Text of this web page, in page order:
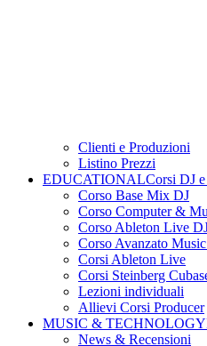
Clienti e Produzioni
Listino Prezzi
EDUCATIONALCorsi DJ
Corso Base Mix DJ
Corso Computer &
Corso Ableton Live
Corso Avanzato
Corsi Ableton Live
Corsi Steinberg
Lezioni individuali
Allievi Corsi Producer
MUSIC & TECHNOLOGY
News & Recensioni